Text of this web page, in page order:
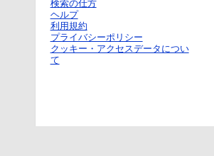
検索の仕方
ヘルプ
利用規約
プライバシーポリシー
クッキー・アクセスデータについ
て